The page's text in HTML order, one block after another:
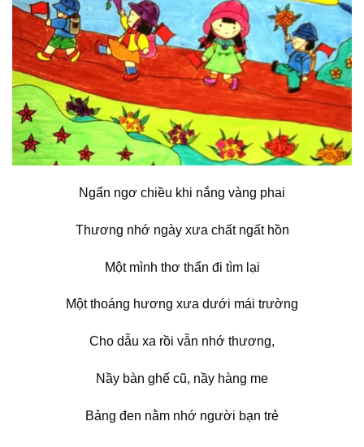
Ngẩn ngơ chiều khi nắng vàng phai
Thương nhớ ngày xưa chất ngất hồn
Một mình thơ thẩn đi tìm lại
Một thoáng hương xưa dưới mái trường
Cho dẫu xa rồi vẫn nhớ thương,
Nầy bàn ghế cũ, nầy hàng me
Bảng đen nằm nhớ người bạn trẻ